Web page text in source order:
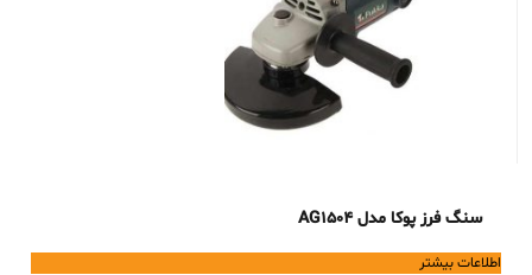
سنگ فرز پوکا مدل AG1504
اطلاعات بیشتر